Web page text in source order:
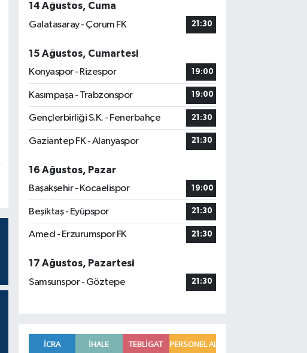
14 Ağustos, Cuma
Galatasaray - Çorum FK
21:30
15 Ağustos, Cumartesi
Konyaspor - Rizespor
19:00
Kasımpaşa - Trabzonspor 19:00
Gençlerbirliği S.K. - Fenerbahçe 21:30
Gaziantep FK - Alanyaspor 21:30
16 Ağustos, Pazar
Başakşehir - Kocaelispor
19:00
Beşiktaş - Eyüpspor 21:30
Amed - Erzurumspor FK 21:30
17 Ağustos, Pazartesi
Samsunspor - Göztepe
21:30